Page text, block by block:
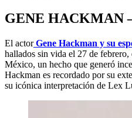
GENE HACKMAN
El actorGene Hackman y su
hallados sin vida el 27 de
México, un hecho que generó
Hackman es recordado por su
su icónica interpretación de Lex